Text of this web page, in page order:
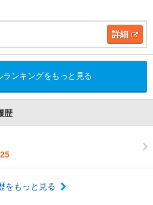
詳細
ランキングをもっと見る
歴
をもっと見る